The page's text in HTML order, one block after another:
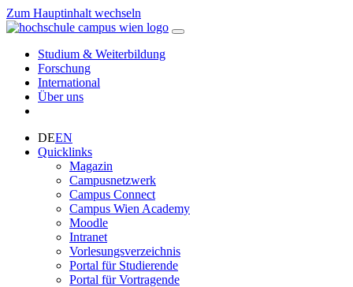
Zum Hauptinhalt wechseln
Studium & Weiterbildung
Forschung
International
Über uns
DEEN
Quicklinks
Magazin
Campusnetzwerk
Campus Connect
Campus Wien Academy
Moodle
Intranet
Vorlesungsverzeichnis
Portal für Studierende
Portal für Vortragende